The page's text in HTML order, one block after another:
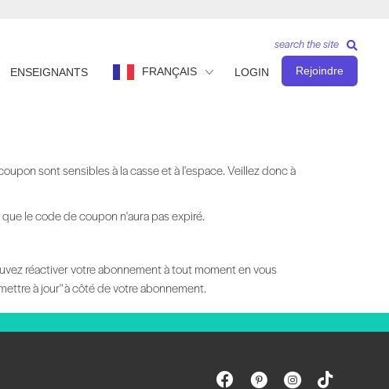
ENSEIGNANTS FRANÇAIS LOGIN Rejoindre
search the site
sont sensibles à la casse et à l'espace. Veillez donc à
le code de coupon n'aura pas expiré.
réactiver votre abonnement à tout moment en vous
à jour" à côté de votre abonnement.